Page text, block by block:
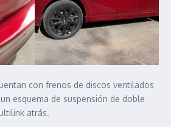
con frenos de discos ventilados
esquema de suspensión de doble
atrás.